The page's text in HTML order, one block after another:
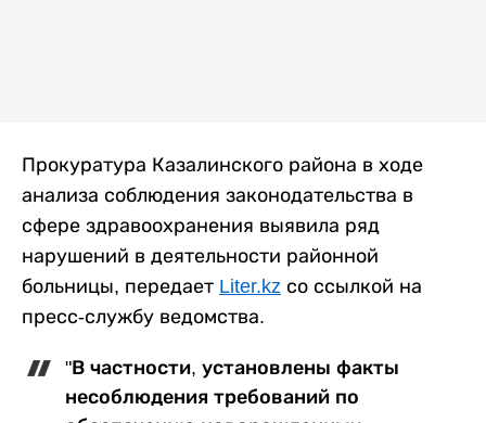
Прокуратура Казалинского района в ходе
анализа соблюдения законодательства в
сфере здравоохранения выявила ряд
нарушений в деятельности районной
больницы, передает Liter.kz со ссылкой на
пресс-службу ведомства.
"В частности, установлены факты
несоблюдения требований по